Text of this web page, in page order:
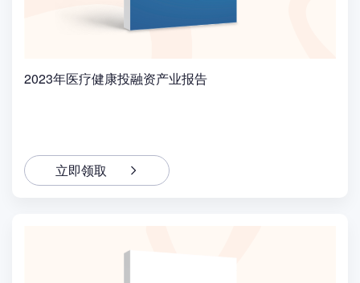
2023年医疗健康投融资产业报告
立即领取